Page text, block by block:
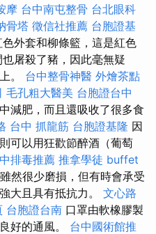
摩 台中南屯整骨 台北眼科
骨塔 徵信社推薦 台胞證基
外套和柳條籃，這是紅色
屠殺了豬，因此毫無疑
。 台中整骨神醫 外燴茶點
毛孔粗大醫美 台胞證台中
減肥，而且還吸收了很多食
台中 抓龍筋 台胞證基隆 因
可以用狂歡節醉酒（葡萄
排毒推薦 推拿學徒 buffet
然很少磨損，但有時會承受
大且具有抵抗力。 文心路
台胞證台南 口罩由軟橡膠製
好的通風。 台中國術館推